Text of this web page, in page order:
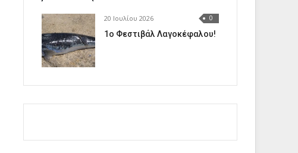
20 Ιουλίου 2026 0
1o Φεστιβάλ Λαγοκέφαλου!